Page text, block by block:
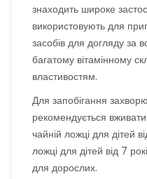
знаходить широке
використовують для
засобів для догляду за
багатому вітамінному
властивостям.
Для запобігання
рекомендується
чайній ложці для дітей
ложці для дітей від 7
для дорослих.